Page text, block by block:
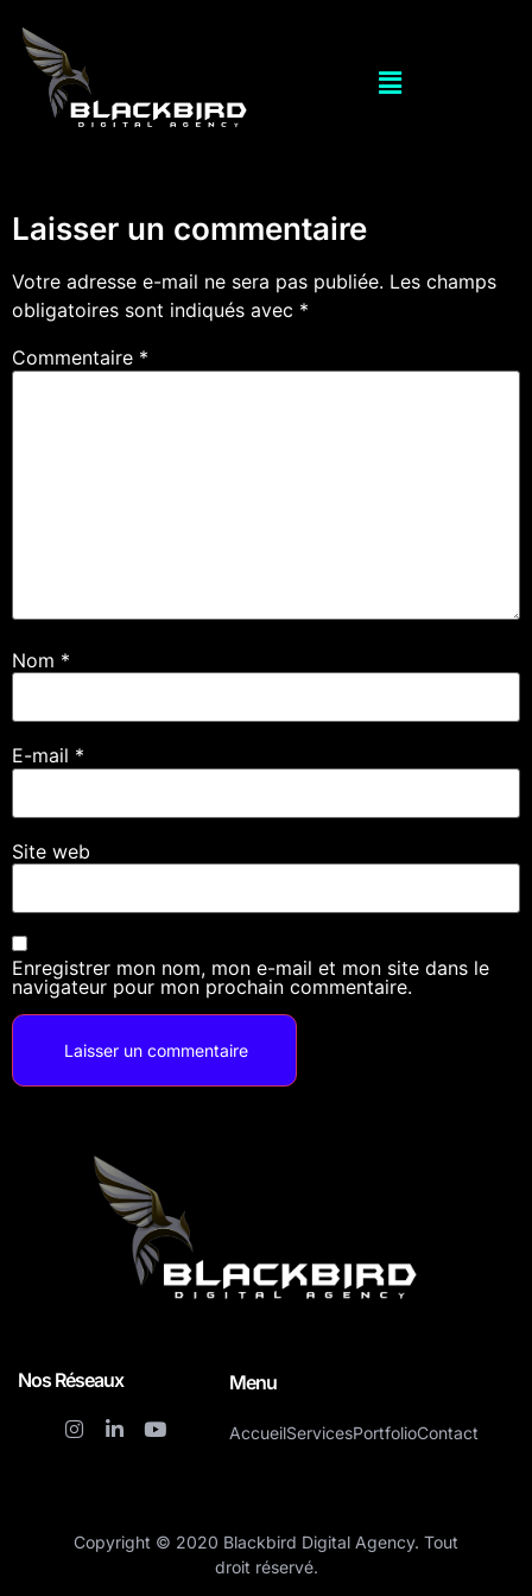
Laisser un commentaire
Votre adresse e-mail ne sera pas publiée. Les champs
obligatoires sont indiqués avec *
Commentaire *
Nom *
E-mail *
Site web
Enregistrer mon nom, mon e-mail et mon site dans le
navigateur pour mon prochain commentaire.
Nos Réseaux Menu
AccueilServicesPortfolioContact
Copyright © 2020 Blackbird Digital Agency. Tout
droit réservé.